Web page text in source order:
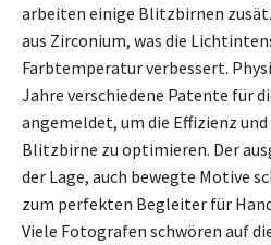
arbeiten einige Blitzbirnen
aus Zirconium, was die
Farbtemperatur verbessert.
Jahre verschiedene Patente für
angemeldet, um die Effizienz
Blitzbirne zu optimieren. Der
der Lage, auch bewegte Motive
zum perfekten Begleiter für
Viele Fotografen schwören auf